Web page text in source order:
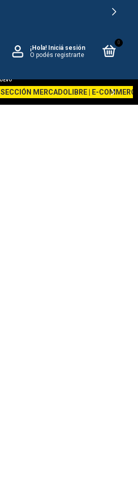
¡Hola! Iniciá sesión
O podés registrarte
0
SECCIÓN MERCADOLIBRE | E-